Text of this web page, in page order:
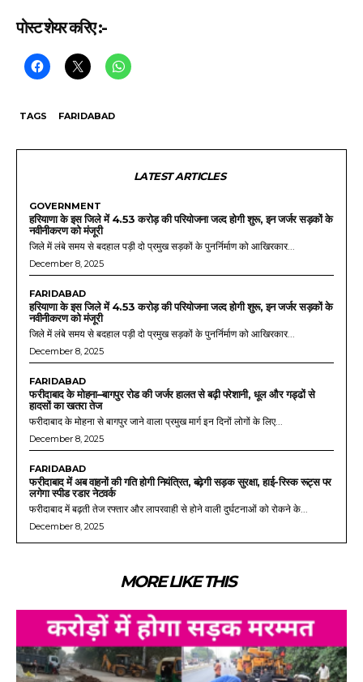
पोस्ट शेयर करिए :-
TAGS FARIDABAD
LATEST ARTICLES
GOVERNMENT
हरियाणा के इस जिले में 4.53 करोड़ की परियोजना जल्द होगी शुरू, इन जर्जर सड़कों के
नवीनीकरण को मंजूरी
जिले में लंबे समय से बदहाल पड़ी दो प्रमुख सड़कों के पुनर्निर्माण को आखिरकार...
December 8, 2025
FARIDABAD
हरियाणा के इस जिले में 4.53 करोड़ की परियोजना जल्द होगी शुरू, इन जर्जर सड़कों के
नवीनीकरण को मंजूरी
जिले में लंबे समय से बदहाल पड़ी दो प्रमुख सड़कों के पुनर्निर्माण को आखिरकार...
December 8, 2025
FARIDABAD
फरीदाबाद के मोहना–बागपुर रोड की जर्जर हालत से बढ़ी परेशानी, धूल और गड्ढों से
हादसों का खतरा तेज
फरीदाबाद के मोहना से बागपुर जाने वाला प्रमुख मार्ग इन दिनों लोगों के लिए...
December 8, 2025
FARIDABAD
फरीदाबाद में अब वाहनों की गति होगी नियंत्रित, बढ़ेगी सड़क सुरक्षा, हाई-रिस्क रूट्स पर
लगेगा स्पीड रडार नेटवर्क
फरीदाबाद में बढ़ती तेज रफ्तार और लापरवाही से होने वाली दुर्घटनाओं को रोकने के...
December 8, 2025
MORE LIKE THIS